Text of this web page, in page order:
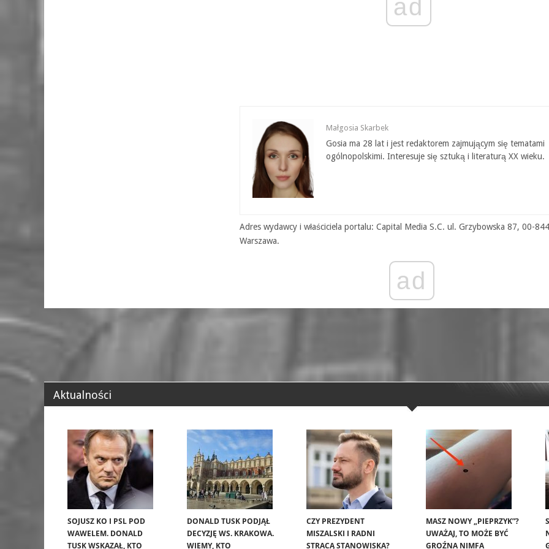
ad
Małgosia Skarbek
Gosia ma 28 lat i jest redaktorem zajmującym się tematami
ogólnopolskimi. Interesuje się sztuką i literaturą XX wieku.
Adres wydawcy i właściciela portalu: Capital Media S.C. ul. Grzybowska 87, 00-844
Warszawa.
ad
Aktualności
SOJUSZ KO I PSL POD
WAWELEM. DONALD
TUSK WSKAZAŁ, KTO
DONALD TUSK PODJĄŁ
DECYZJĘ WS. KRAKOWA.
WIEMY, KTO
CZY PREZYDENT
MISZALSKI I RADNI
STRACĄ STANOWISKA?
MASZ NOWY „PIEPRZYK”?
UWAŻAJ, TO MOŻE BYĆ
GROŹNA NIMFA